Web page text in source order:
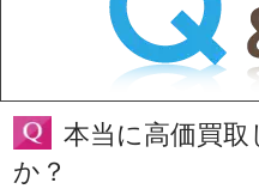
本当に高価買
か？